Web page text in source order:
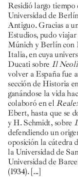
Residió largo
Universidad de
Antiguo. Gracias a
Estudios, pudo viajar
Múnich y Berlín con
Italia, en cuya
Ducati sobre Il
volver a España fue
sección de Historia
ganándose la vida
colaboró en el
Ebert, hasta que se
y H. Schmidt, sobre
defendiendo un
oposición la cátedra
la Universidad de
Universidad de
(1934). [...]